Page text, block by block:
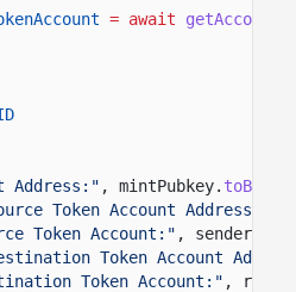
= await getAccount
Address:" , mintPubkey.
Token Account Address:"
Token Account:" ,
Token Account
Token Account:" ,